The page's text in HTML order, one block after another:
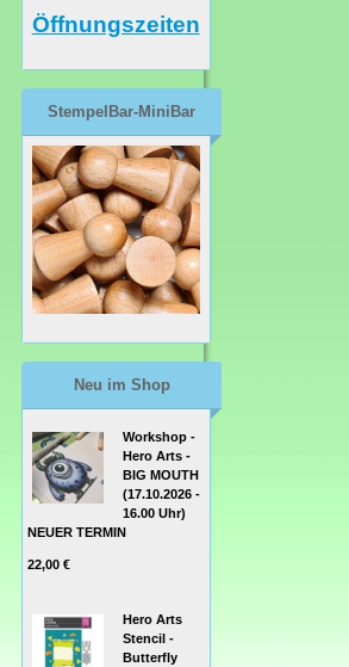
Gummistempel
Stamping Bella
Cling Stamp
ODDBALL ABE
12,99 €
Gummistempel
Stamping Bella
Cling Stamp
GNOME HOME
RUBBER
15,99 €
Öffnungszeiten
StempelBar-MiniBar
Neu im Shop
Workshop -
Hero Arts -
BIG MOUTH
(17.10.2026 -
16.00 Uhr)
NEUER TERMIN
22,00 €
Hero Arts
Stencil -
Butterfly